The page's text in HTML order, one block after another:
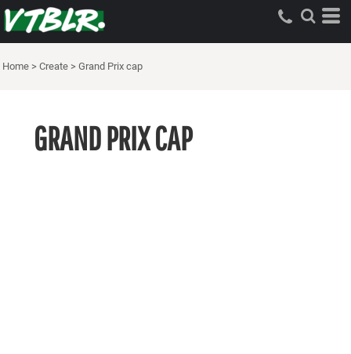
Home > Create > Grand Prix cap
GRAND PRIX CAP